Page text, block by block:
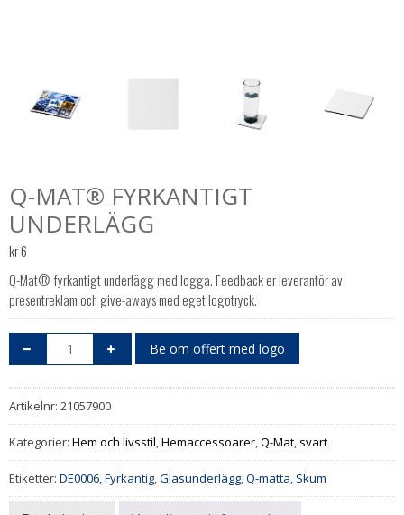
Q-MAT® FYRKANTIGT
UNDERLÄGG
kr6
Q-Mat® fyrkantigt underlägg med logga. Feedback er leverantör av
presentreklam och give-aways med eget logotryck.
Be om offert med logo
Artikelnr: 21057900
Kategorier: Hem och livsstil Hemaccessoarer Q-Mat svart
Etiketter: DE0006 Fyrkantig Glasunderlägg Q-matta Skum